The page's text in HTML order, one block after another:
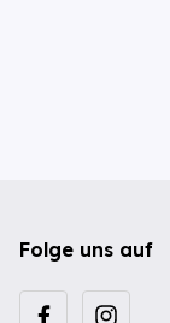
Folge uns auf